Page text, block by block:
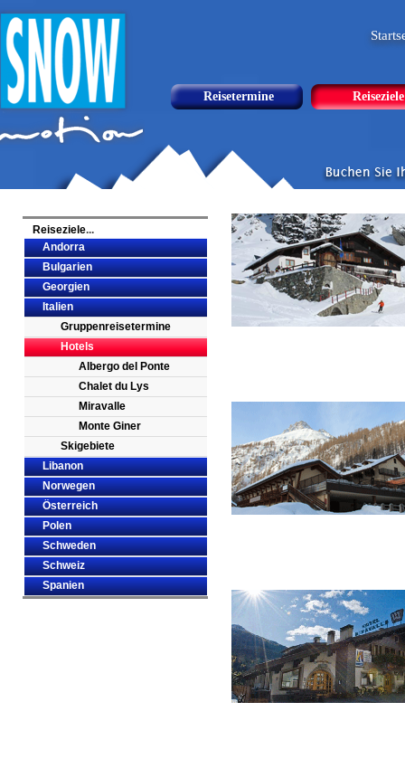
Reisetermine Reiseziele
Reiseziele...
Andorra
Bulgarien
Georgien
Italien
Gruppenreisetermine
Hotels
Albergo del Ponte
Chalet du Lys
Miravalle
Monte Giner
Skigebiete
Libanon
Norwegen
Österreich
Polen
Schweden
Schweiz
Spanien